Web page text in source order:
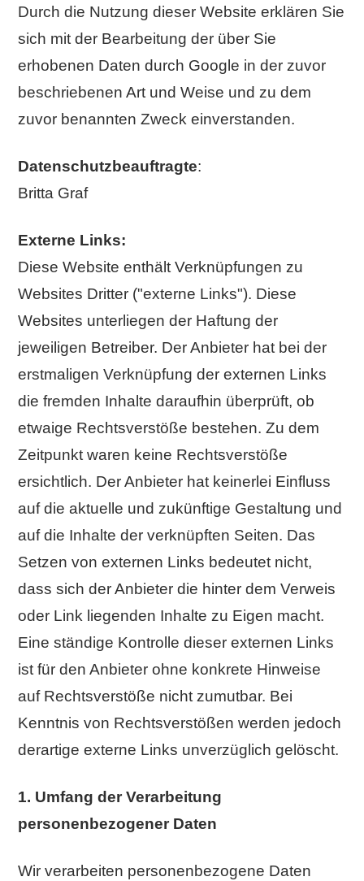
Durch die Nutzung dieser Website erklären Sie
sich mit der Bearbeitung der über Sie
erhobenen Daten durch Google in der zuvor
beschriebenen Art und Weise und zu dem
zuvor benannten Zweck einverstanden.
Datenschutzbeauftragte:
Britta Graf
Externe Links:
Diese Website enthält Verknüpfungen zu
Websites Dritter ("externe Links"). Diese
Websites unterliegen der Haftung der
jeweiligen Betreiber. Der Anbieter hat bei der
erstmaligen Verknüpfung der externen Links
die fremden Inhalte daraufhin überprüft, ob
etwaige Rechtsverstöße bestehen. Zu dem
Zeitpunkt waren keine Rechtsverstöße
ersichtlich. Der Anbieter hat keinerlei Einfluss
auf die aktuelle und zukünftige Gestaltung und
auf die Inhalte der verknüpften Seiten. Das
Setzen von externen Links bedeutet nicht,
dass sich der Anbieter die hinter dem Verweis
oder Link liegenden Inhalte zu Eigen macht.
Eine ständige Kontrolle dieser externen Links
ist für den Anbieter ohne konkrete Hinweise
auf Rechtsverstöße nicht zumutbar. Bei
Kenntnis von Rechtsverstößen werden jedoch
derartige externe Links unverzüglich gelöscht.
1. Umfang der Verarbeitung
personenbezogener Daten
Wir verarbeiten personenbezogene Daten